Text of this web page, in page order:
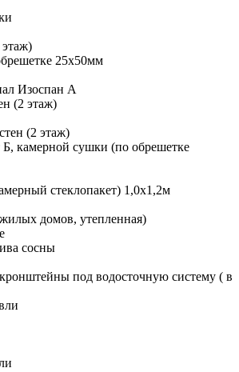
этаж)
25х50мм
Изоспан А
(2 этаж)
(2 этаж)
Б, камерной сушки (по обрешетке
стеклопакет) 1,0х1,2м
домов, утепленная)
сосны
под водосточную систему ( в